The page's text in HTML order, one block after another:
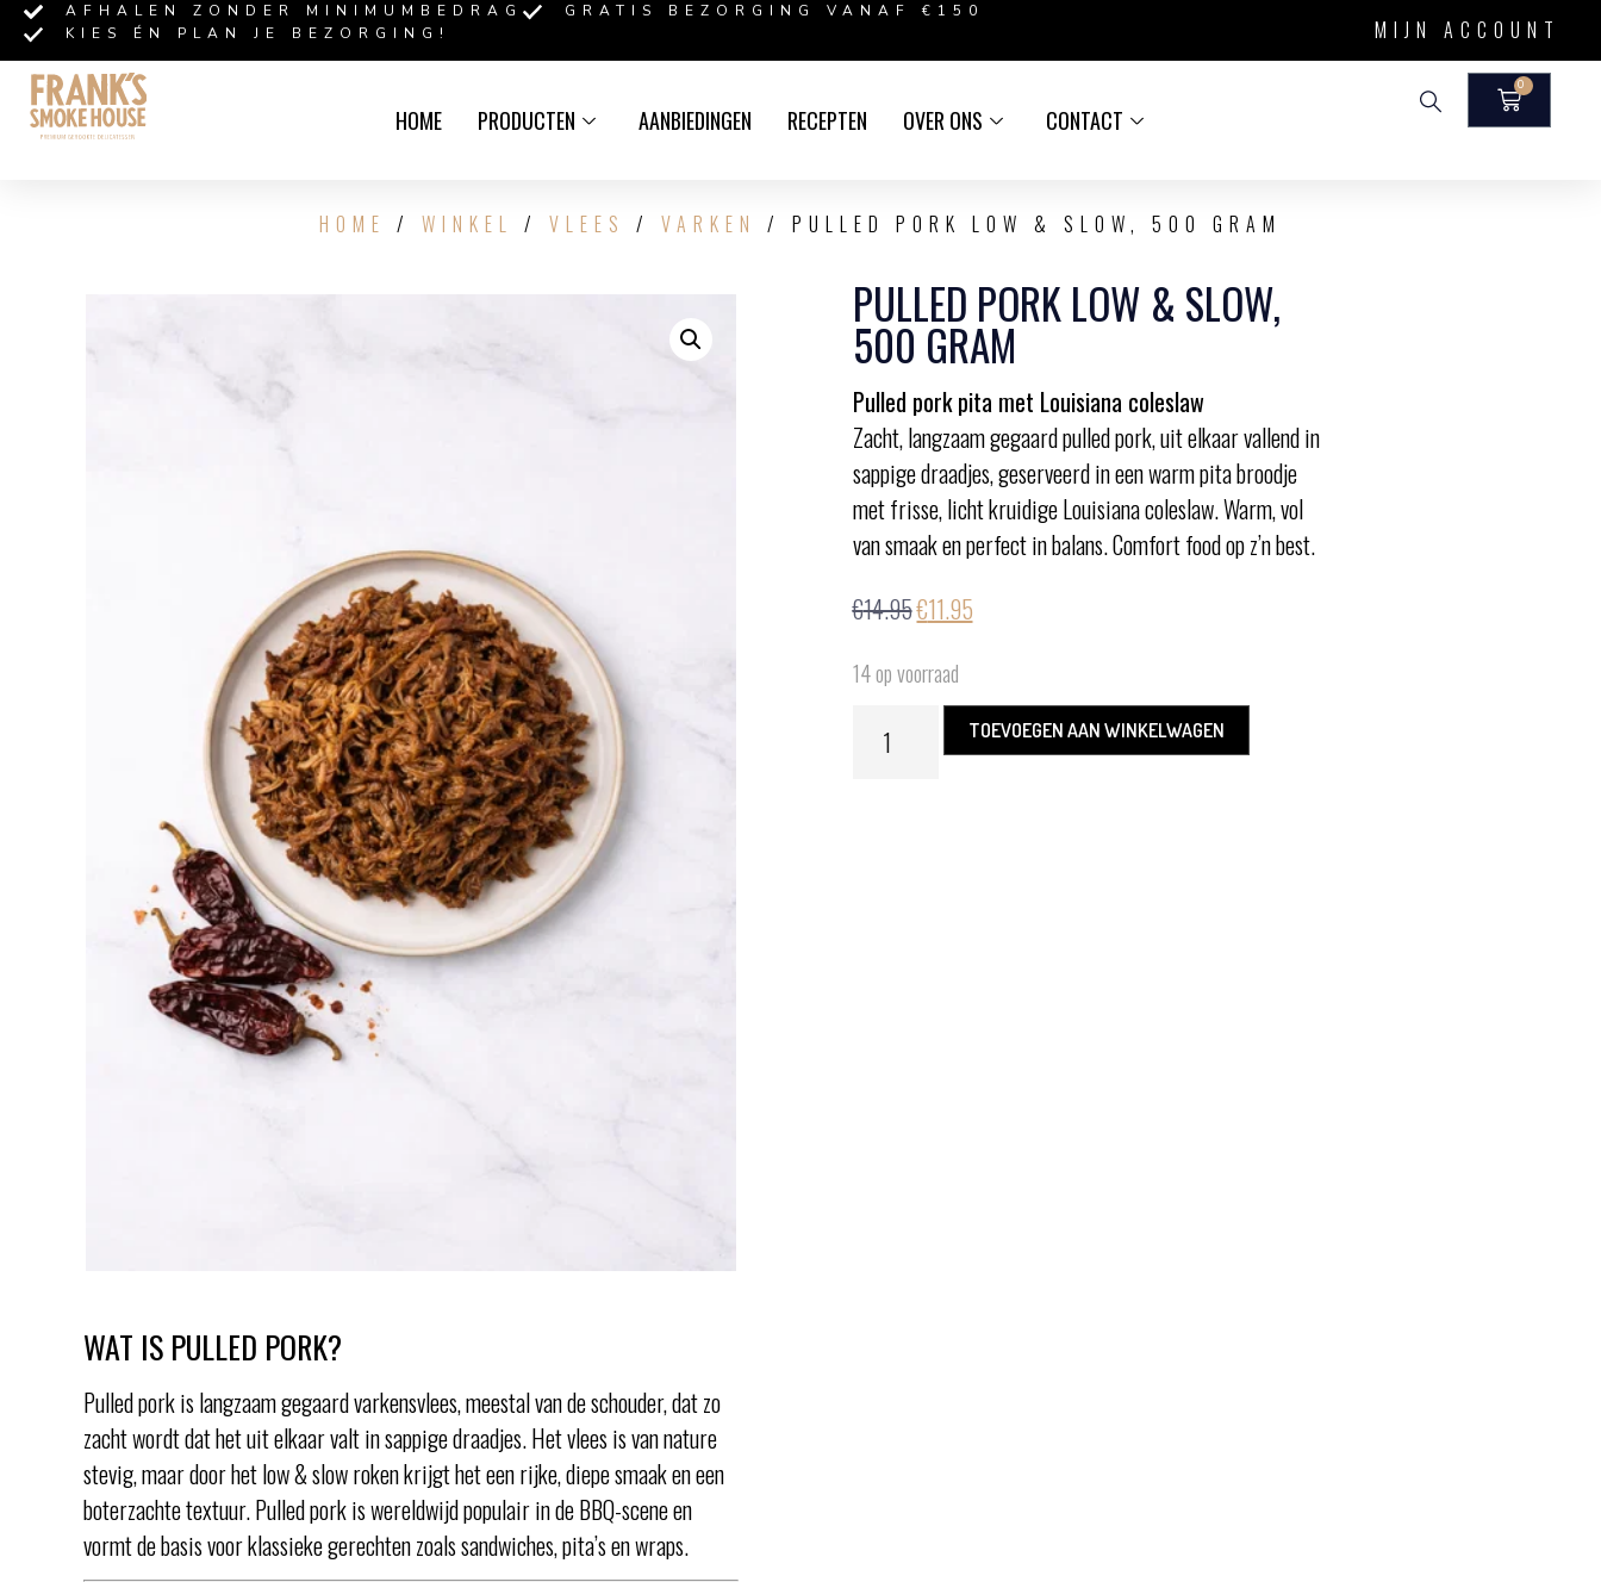
AFHALEN ZONDER MINIMUMBEDRAG
GRATIS BEZORGING VANAF €150
KIES ÉN PLAN JE BEZORGING!
MIJN ACCOUNT
HOME PRODUCTEN AANBIEDINGEN RECEPTEN OVER ONS CONTACT
0
HOME / WINKEL / VLEES / VARKEN / PULLED PORK LOW & SLOW, 500 GRAM
WAT IS PULLED PORK?
Pulled pork is langzaam gegaard varkensvlees, meestal van de schouder, dat zo
zacht wordt dat het uit elkaar valt in sappige draadjes. Het vlees is van nature
stevig, maar door het low & slow roken krijgt het een rijke, diepe smaak en een
boterzachte textuur. Pulled pork is wereldwijd populair in de BBQ-scene en
vormt de basis voor klassieke gerechten zoals sandwiches, pita’s en wraps.
PULLED PORK LOW & SLOW,
500 GRAM
Pulled pork pita met Louisiana coleslaw
Zacht, langzaam gegaard pulled pork, uit elkaar vallend in
sappige draadjes, geserveerd in een warm pita broodje
met frisse, licht kruidige Louisiana coleslaw. Warm, vol
van smaak en perfect in balans. Comfort food op z’n best.
€14.95€11.95
14 op voorraad
TOEVOEGEN AAN WINKELWAGEN